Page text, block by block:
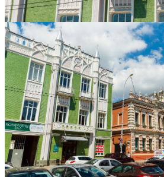
9244
hffgffsjjdfjjjjjjj
Теги
Архитектура Краснодара
История Краснодара
Брикфорд
Валентина Гольцберг
Комментарии